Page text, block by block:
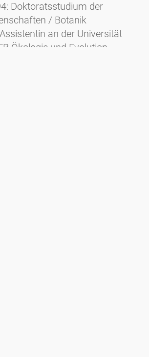
Doktoratsstudium der
/ Botanik
an der Universität
Ökologie und Evolution,